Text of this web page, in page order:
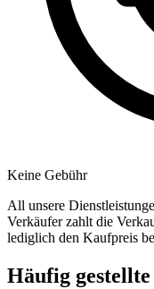
Keine Gebühr
All unsere
Verkäufer zahlt die
lediglich den Kaufpreis
Häufig